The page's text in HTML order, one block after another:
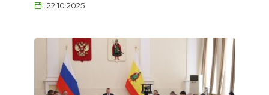
22.10.2025